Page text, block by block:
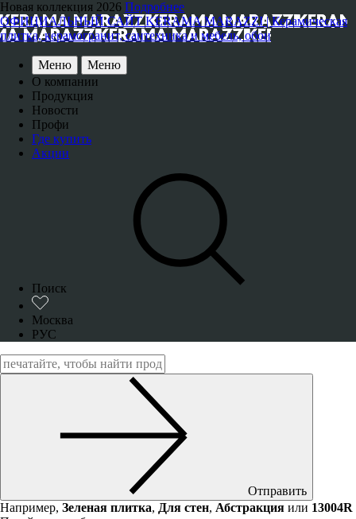
Новая коллекция 2026 Подробнее
ОФИЦИАЛЬНЫЙ САЙТ KERAMA MARAZZI | Керамическая
плитка, керамогранит, сантехника и мебель, обои
Меню
Меню
О компании
Продукция
Новости
Профи
Где купить
Акции
Поиск
Москва
РУС
Отправить
Например, Зеленая плитка, Для стен, Абстракция или 13004R